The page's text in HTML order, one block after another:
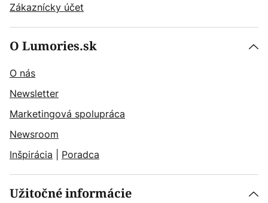
Zákaznícky účet
O Lumories.sk
O nás
Newsletter
Marketingová spolupráca
Newsroom
Inšpirácia
Poradca
Užitočné informácie